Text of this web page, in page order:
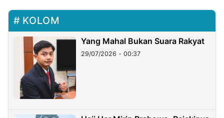
KOLOM
Yang Mahal Bukan Suara Rakyat
29/07/2026 - 00:37